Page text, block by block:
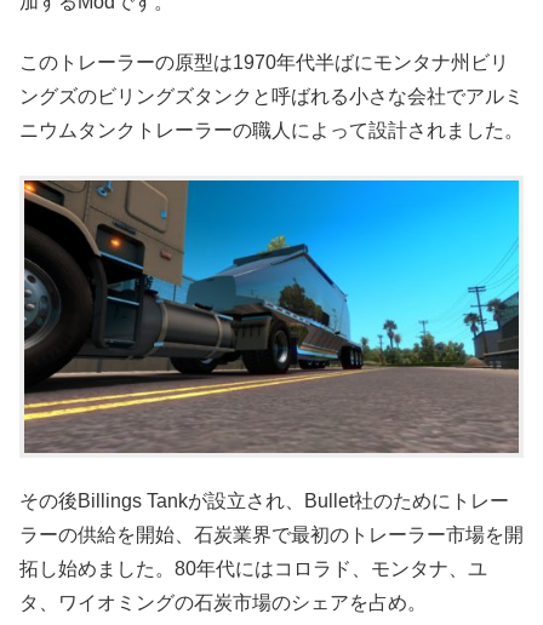
このトレーラーの原型は1970年代半ばにモンタナ州ビリ
ングズのビリングズタンクと呼ばれる小さな会社でアルミ
ニウムタンクトレーラーの職人によって設計されました。
その後Billings Tankが設立され、Bullet社のためにトレー
ラーの供給を開始、石炭業界で最初のトレーラー市場を開
拓し始めました。80年代にはコロラド、モンタナ、ユ
タ、ワイオミングの石炭市場のシェアを占め。